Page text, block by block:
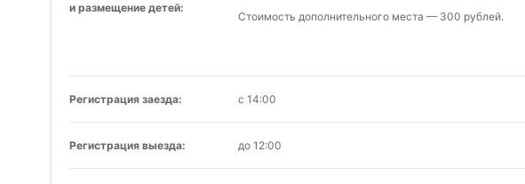
и размещение детей:
Стоимость дополнительного места — 300 рублей.
Регистрация заезда: с 14:00
Регистрация выезда: до 12:00